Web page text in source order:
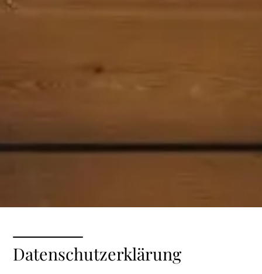
Datenschutzerklärung